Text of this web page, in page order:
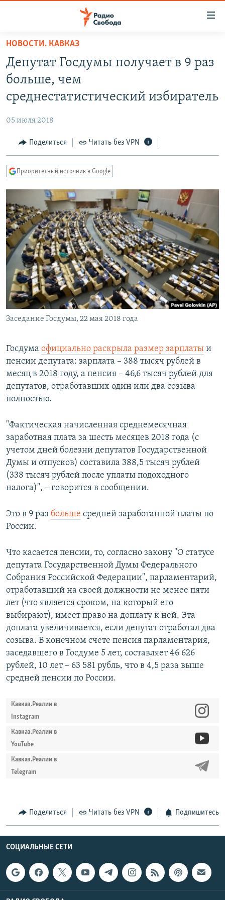
упрощенного
доступа
Вернуться
основному
Вернутся
Вернутся
поиску
ПОДКАСТЫ
МНЕНИЯ
КУЛЬТУРА
КАВКАЗ.РЕАЛИИ
СЕВЕР.РЕАЛИИ
СИБИРЬ.РЕАЛИИ
РАСПИСАНИЕ ВЕЩАНИЯ
ПОДПИШИТЕСЬ НА РАССЫЛКУ
СОЦИАЛЬНЫЕ СЕТИ
Все сайты РСЕ/РС
НОВОСТИ. КАВКАЗ
Депутат Госдумы получает в 9 раз
больше, чем
среднестатистический избиратель
05 июля 2018
Поделиться Читать без VPN
Приоритетный источник в Google
Заседание Госдумы, 22 мая 2018 года
Госдума официально раскрыла размер зарплаты и
пенсии депутата: зарплата – 388 тысяч рублей в
месяц в 2018 году, а пенсия – 46,6 тысяч рублей для
депутатов, отработавших один или два созыва
полностью.
"Фактическая начисленная среднемесячная
заработная плата за шесть месяцев 2018 года (с
учетом дней болезни депутатов Государственной
Думы и отпусков) составила 388,5 тысяч рублей
(338 тысяч рублей после уплаты подоходного
налога)", – говорится в сообщении.
Это в 9 раз больше средней заработанной платы по
России.
Что касается пенсии, то, согласно закону "О статусе
депутата Государственной Думы Федерального
Собрания Российской Федерации", парламентарий,
отработавший на своей должности не менее пяти
лет (что является сроком, на который его
выбирают), имеет право на доплату к ней. Эта
доплата увеличивается, если депутат отработал два
созыва. В конечном счете пенсия парламентария,
заседавшего в Госдуме 5 лет, составляет 46 626
рублей, 10 лет – 63 581 рубль, что в 4,5 раза выше
средней пенсии по России.
Кавказ.Реалии в
Instagram
Кавказ.Реалии в
YouTube
Кавказ.Реалии в
Telegram
Поделиться Читать без VPN Подпишитесь
СОЦИАЛЬНЫЕ СЕТИ